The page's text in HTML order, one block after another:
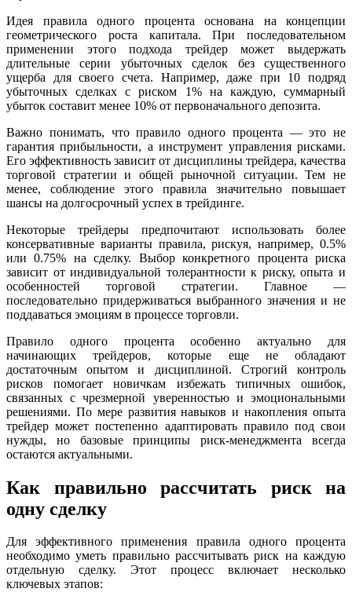
Идея правила одного процента основана на концепции
геометрического роста капитала. При последовательном
применении этого подхода трейдер может выдержать
длительные серии убыточных сделок без существенного
ущерба для своего счета. Например, даже при 10 подряд
убыточных сделках с риском 1% на каждую, суммарный
убыток составит менее 10% от первоначального депозита.
Важно понимать, что правило одного процента — это не
гарантия прибыльности, а инструмент управления рисками.
Его эффективность зависит от дисциплины трейдера, качества
торговой стратегии и общей рыночной ситуации. Тем не
менее, соблюдение этого правила значительно повышает
шансы на долгосрочный успех в трейдинге.
Некоторые трейдеры предпочитают использовать более
консервативные варианты правила, рискуя, например, 0.5%
или 0.75% на сделку. Выбор конкретного процента риска
зависит от индивидуальной толерантности к риску, опыта и
особенностей торговой стратегии. Главное —
последовательно придерживаться выбранного значения и не
поддаваться эмоциям в процессе торговли.
Правило одного процента особенно актуально для
начинающих трейдеров, которые еще не обладают
достаточным опытом и дисциплиной. Строгий контроль
рисков помогает новичкам избежать типичных ошибок,
связанных с чрезмерной уверенностью и эмоциональными
решениями. По мере развития навыков и накопления опыта
трейдер может постепенно адаптировать правило под свои
нужды, но базовые принципы риск-менеджмента всегда
остаются актуальными.
Как правильно рассчитать риск на
одну сделку
Для эффективного применения правила одного процента
необходимо уметь правильно рассчитывать риск на каждую
отдельную сделку. Этот процесс включает несколько
ключевых этапов: